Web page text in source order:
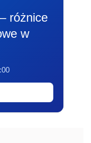
– różnice
w